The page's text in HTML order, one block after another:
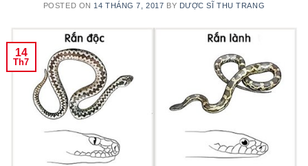
POSTED ON 14 THÁNG 7, 2017 BY DƯỢC SĨ THU TRANG
14
Th7